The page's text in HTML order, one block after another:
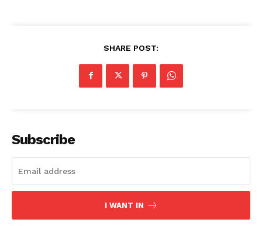
SHARE POST:
Subscribe
I WANT IN